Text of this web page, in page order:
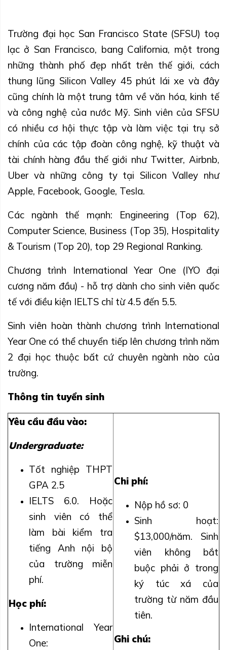
Trường đại học San Francisco State (SFSU) toạ
lạc ở San Francisco, bang California, một trong
những thành phố đẹp nhất trên thế giới, cách
thung lũng Silicon Valley 45 phút lái xe và đây
cũng chính là một trung tâm về văn hóa, kinh tế
và công nghệ của nước Mỹ. Sinh viên của SFSU
có nhiều cơ hội thực tập và làm việc tại trụ sở
chính của các tập đoàn công nghệ, kỹ thuật và
tài chính hàng đầu thế giới như Twitter, Airbnb,
Uber và những công ty tại Silicon Valley như
Apple, Facebook, Google, Tesla.
Các ngành thế mạnh: Engineering (Top 62),
Computer Science, Business (Top 35), Hospitality
& Tourism (Top 20), top 29 Regional Ranking.
Chương trình International Year One (IYO đại
cương năm đầu) - hỗ trợ dành cho sinh viên quốc
tế với điều kiện IELTS chỉ từ 4.5 đến 5.5.
Sinh viên hoàn thành chương trình International
Year One có thể chuyển tiếp lên chương trình năm
2 đại học thuộc bất cứ chuyên ngành nào của
trường.
Thông tin tuyển sinh
Yêu cầu đầu vào:
Undergraduate:
Tốt nghiệp THPT
GPA 2.5
IELTS 6.0. Hoặc
sinh viên có thể
làm bài kiểm tra
tiếng Anh nội bộ
của trường miễn
phí.
Học phí:
International Year
One:
Chi phí:
Nộp hồ sơ: 0
Sinh hoạt:
$13,000/năm. Sinh
viên không bắt
buộc phải ở trong
ký túc xá của
trường từ năm đầu
tiên.
Ghi chú: